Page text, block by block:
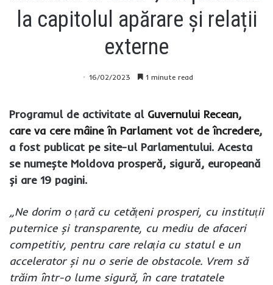
la capitolul apărare și relații
externe
16/02/2023 1 minute read
Programul de activitate al Guvernului Recean,
care va cere mâine în Parlament vot de încredere,
a fost publicat pe site-ul Parlamentului. Acesta
se numește Moldova prosperă, sigură, europeană
și are 19 pagini.
„Ne dorim o țară cu cetățeni prosperi, cu instituții
puternice și transparente, cu mediu de afaceri
competitiv, pentru care relația cu statul e un
accelerator și nu o serie de obstacole. Vrem să
trăim într-o lume sigură, în care tratatele